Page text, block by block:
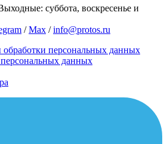
суббота, воскресенье и
/Max /info@protos.ru
персональных данных
данных